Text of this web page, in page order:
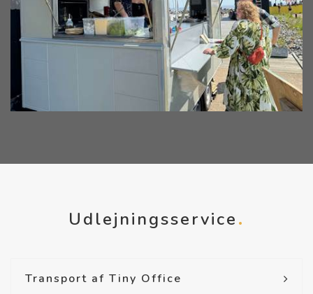
Udlejningsservice
Transport af Tiny Office